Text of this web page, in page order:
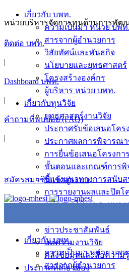
หน่วยบริหารจัดการทุนด้านการพัฒ
ติดต่อ บพท.
|
Dashboard บพท.
|
คำถามที่พบบ่อย (FAQ)
|
สมัครสมาชิก/เข้าสู่ระบบ
เกี่ยวกับ บพท.
ความเป็นมา หน่วย บพท.
สารจากผู้อำนวยการ
เกี่ยวกับ บพท.
ความเป็นมา หน่วย บพท
สารจากผู้อำนวยการ
วิสัยทัศน์และพันธกิจ
นโยบายและยุทธศาสตร์
โครงสร้างองค์กร
ผู้บริหาร หน่วย บพท.
เกี่ยวกับทุนวิจัย
ยุทธศาสตร์งานวิจัย
ประกาศรับข้อเสนอโคร
ประกาศผลการพิจารณา
การยื่นข้อเสนอโครงการ
ขั้นตอนและเกณฑ์การพิ
ชี้แจงแนวทางการสนับ
การรายงานผลและปิดโ
คู่มือการใช้งานระบบล
ข่าวประชาสัมพันธ์
บทความงานวิจัย
คลังข้อมูลและสื่อความรู้
ประกาศที่เกี่ยวข้อง